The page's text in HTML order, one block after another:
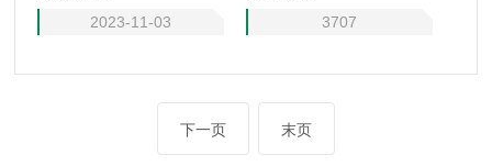
2023-11-03
3707
下一页 末页